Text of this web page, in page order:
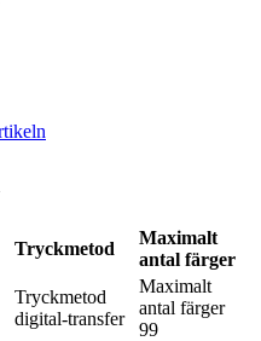
Tryckmetod
Maximalt
antal färger
Tryckmetod
digital-transfer
Maximalt
antal färger
99